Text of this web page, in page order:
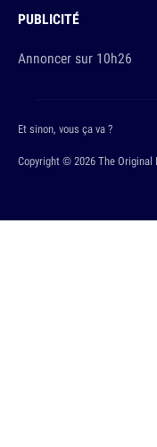
PUBLICITÉ
Annoncer sur 10h26
Copyright © 2026 The Original
Et sinon, vous ça va ?